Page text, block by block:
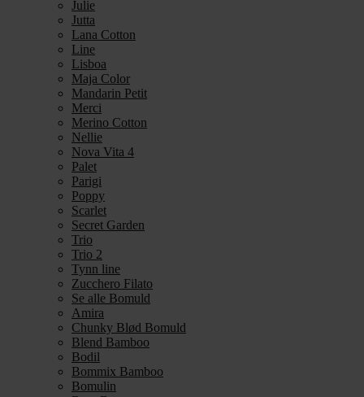
Julie
Jutta
Lana Cotton
Line
Lisboa
Maja Color
Mandarin Petit
Merci
Merino Cotton
Nellie
Nova Vita 4
Palet
Parigi
Poppy
Scarlet
Secret Garden
Trio
Trio 2
Tynn line
Zucchero Filato
Se alle Bomuld
Amira
Chunky Blød Bomuld
Blend Bamboo
Bodil
Bommix Bamboo
Bomulin